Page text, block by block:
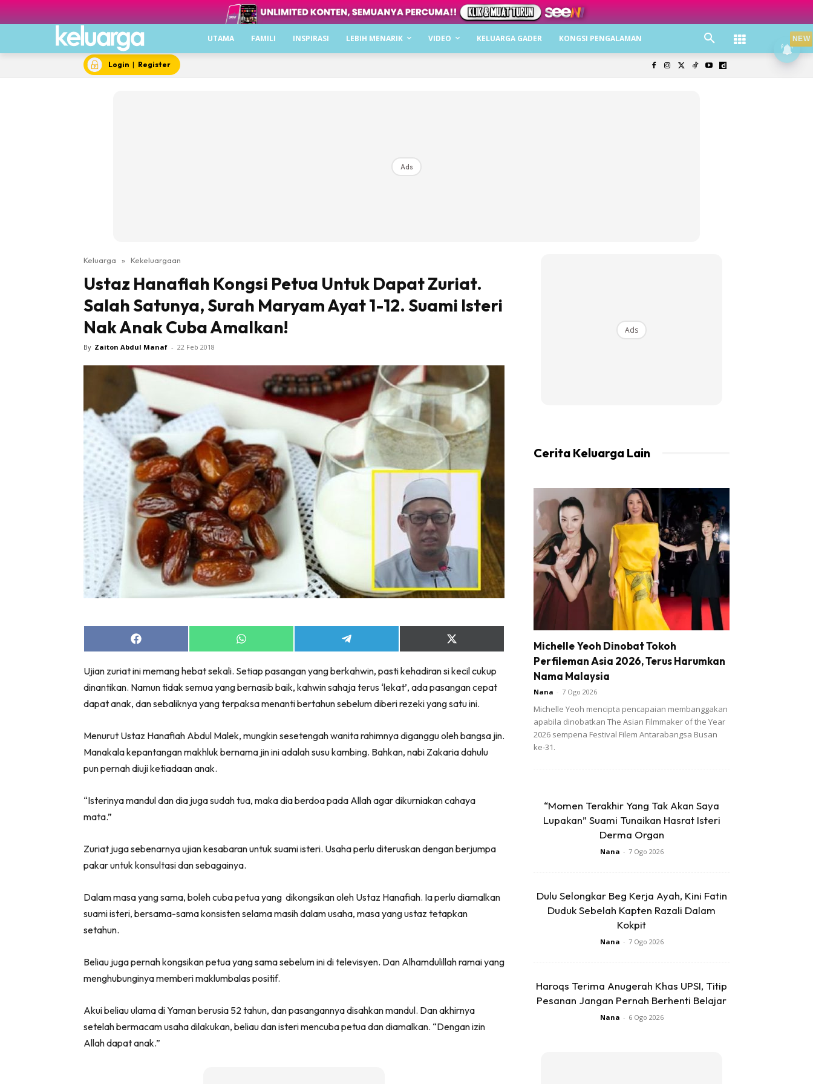
UTAMA FAMILI INSPIRASI LEBIH MENARIK VIDEO KELUARGA GADER KONGSI PENGALAMAN
Login | Register
Ads
Keluarga » Kekeluargaan
Ustaz Hanafiah Kongsi Petua Untuk Dapat Zuriat.
Salah Satunya, Surah Maryam Ayat 1-12. Suami Isteri
Nak Anak Cuba Amalkan!
By Zaiton Abdul Manaf - 22 Feb 2018
Share
on
Share
on
Share
on
Share
on
(Twitter)
Ujian zuriat ini memang hebat sekali. Setiap pasangan yang berkahwin, pasti kehadiran si kecil cukup
dinantikan. Namun tidak semua yang bernasib baik, kahwin sahaja terus ‘lekat’, ada pasangan cepat
dapat anak, dan sebaliknya yang terpaksa menanti bertahun sebelum diberi rezeki yang satu ini.
Menurut Ustaz Hanafiah Abdul Malek, mungkin sesetengah wanita rahimnya diganggu oleh bangsa jin.
Manakala kepantangan makhluk bernama jin ini adalah susu kambing. Bahkan, nabi Zakaria dahulu
pun pernah diuji ketiadaan anak.
“Isterinya mandul dan dia juga sudah tua, maka dia berdoa pada Allah agar dikurniakan cahaya
mata.”
Zuriat juga sebenarnya ujian kesabaran untuk suami isteri. Usaha perlu diteruskan dengan berjumpa
pakar untuk konsultasi dan sebagainya.
Dalam masa yang sama, boleh cuba petua yang dikongsikan oleh Ustaz Hanafiah. Ia perlu diamalkan
suami isteri, bersama-sama konsisten selama masih dalam usaha, masa yang ustaz tetapkan
setahun.
Beliau juga pernah kongsikan petua yang sama sebelum ini di televisyen. Dan Alhamdulillah ramai yang
menghubunginya memberi maklumbalas positif.
Akui beliau ulama di Yaman berusia 52 tahun, dan pasangannya disahkan mandul. Dan akhirnya
setelah bermacam usaha dilakukan, beliau dan isteri mencuba petua dan diamalkan. “Dengan izin
Allah dapat anak.”
Ads
Cerita Keluarga Lain
Michelle Yeoh Dinobat Tokoh
Perfileman Asia 2026, Terus Harumkan
Nama Malaysia
Nana - 7 Ogo 2026
Michelle Yeoh mencipta pencapaian membanggakan
apabila dinobatkan The Asian Filmmaker of the Year
2026 sempena Festival Filem Antarabangsa Busan
ke-31.
“Momen Terakhir Yang Tak Akan Saya
Lupakan” Suami Tunaikan Hasrat Isteri
Derma Organ
Nana - 7 Ogo 2026
Dulu Selongkar Beg Kerja Ayah, Kini Fatin
Duduk Sebelah Kapten Razali Dalam
Kokpit
Nana - 7 Ogo 2026
Haroqs Terima Anugerah Khas UPSI, Titip
Pesanan Jangan Pernah Berhenti Belajar
Nana - 6 Ogo 2026
NEW